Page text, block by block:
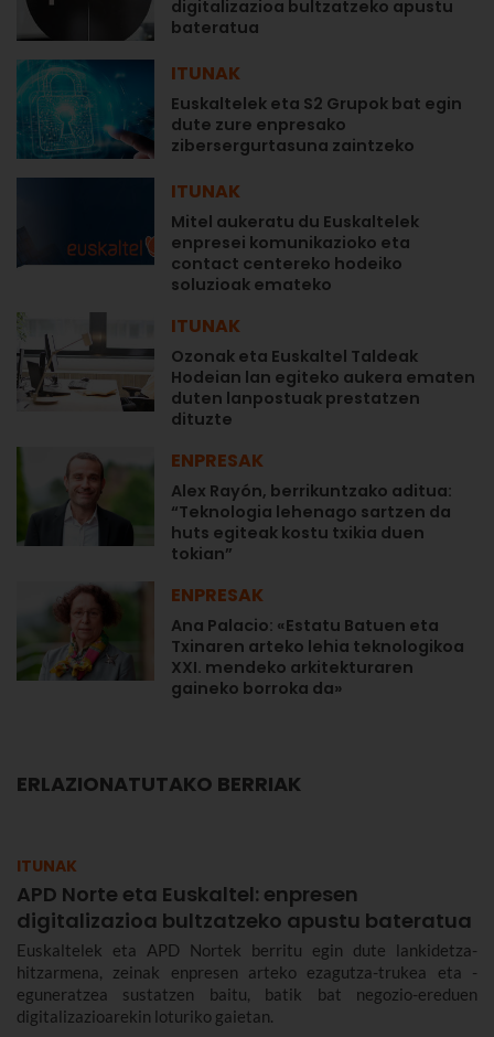
digitalizazioa bultzatzeko apustu
bateratua
ITUNAK
Euskaltelek eta S2 Grupok bat egin
dute zure enpresako
zibersergurtasuna zaintzeko
ITUNAK
Mitel aukeratu du Euskaltelek
enpresei komunikazioko eta
contact centereko hodeiko
soluzioak emateko
ITUNAK
Ozonak eta Euskaltel Taldeak
Hodeian lan egiteko aukera ematen
duten lanpostuak prestatzen
dituzte
ENPRESAK
Alex Rayón, berrikuntzako aditua:
“Teknologia lehenago sartzen da
huts egiteak kostu txikia duen
tokian”
ENPRESAK
Ana Palacio: «Estatu Batuen eta
Txinaren arteko lehia teknologikoa
XXI. mendeko arkitekturaren
gaineko borroka da»
ERLAZIONATUTAKO BERRIAK
ITUNAK
APD Norte eta Euskaltel: enpresen
digitalizazioa bultzatzeko apustu bateratua
Euskaltelek eta APD Nortek berritu egin dute lankidetza-
hitzarmena, zeinak enpresen arteko ezagutza-trukea eta -
eguneratzea sustatzen baitu, batik bat negozio-ereduen
digitalizazioarekin loturiko gaietan.